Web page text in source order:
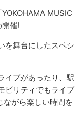
MUSIC
催!
を舞台にしたスペシ
イブがあったり、駅
ビリティでもライブ
がら楽しい時間を